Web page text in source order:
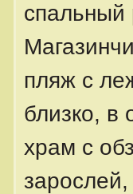
спальный
пляж с
близко, в
храм с
зарослей,